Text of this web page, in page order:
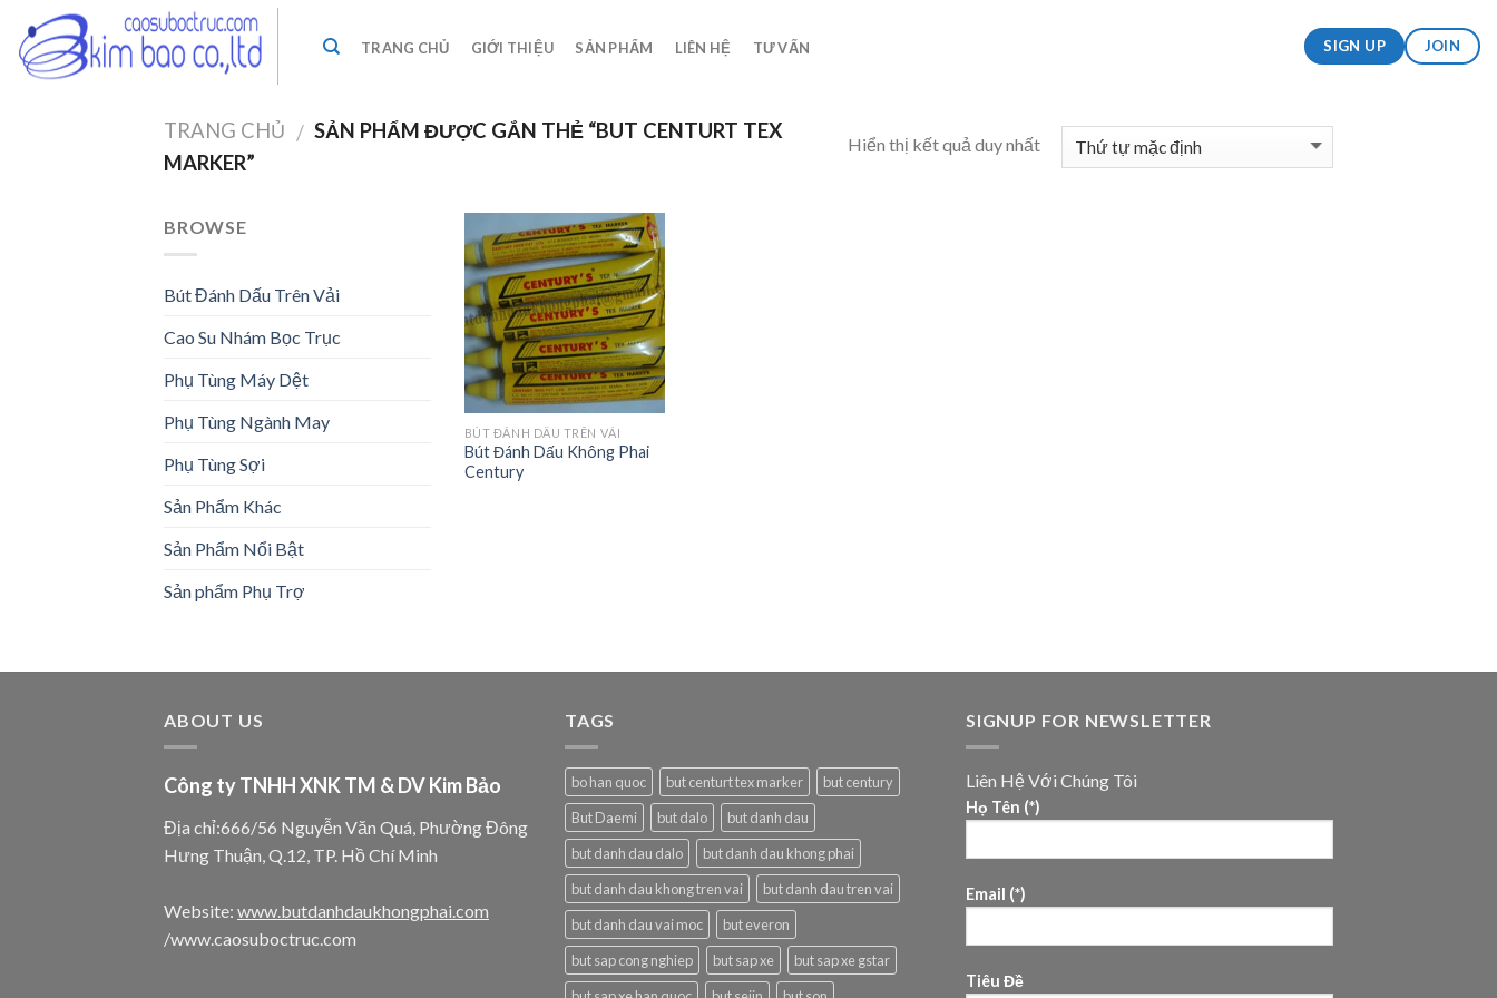
content
TRANG CHỦ GIỚI THIỆU SẢN PHẨM LIÊN HỆ TƯ VẤN SIGN UP JOIN
TRANG CHỦ / SẢN PHẨM ĐƯỢC GẮN THẺ “BUT CENTURT TEX
MARKER”
Hiển thị kết quả duy nhất
BROWSE
Bút Đánh Dấu Trên Vải
Cao Su Nhám Bọc Trục
Phụ Tùng Máy Dệt
Phụ Tùng Ngành May
Phụ Tùng Sợi
Sản Phẩm Khác
Sản Phẩm Nổi Bật
Sản phẩm Phụ Trợ
Add to
Wishlist
BÚT ĐÁNH DẤU TRÊN VẢI
Bút Đánh Dấu Không Phai
Century
ABOUT US
Công ty TNHH XNK TM & DV Kim Bảo
Địa chỉ:666/56 Nguyễn Văn Quá, Phường Đông
Hưng Thuận, Q.12, TP. Hồ Chí Minh
Website: www.butdanhdaukhongphai.com
/www.caosuboctruc.com
TAGS
bo han quoc but centurt tex marker
but century
But Daemi
but dalo
but danh dau
but danh dau dalo
but danh dau khong phai
but danh dau khong tren vai
but danh dau tren vai
but danh dau vai moc
but everon
but sap cong nghiep
but sap xe
but sap xe gstar
SIGNUP FOR NEWSLETTER
Liên Hệ Với Chúng Tôi
Họ Tên (*)
Email (*)
Tiêu Đề